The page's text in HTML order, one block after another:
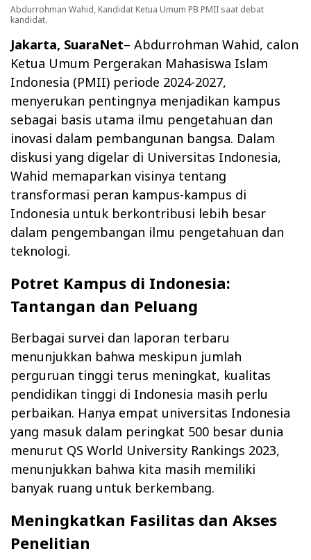
Abdurrohman Wahid, Kandidat Ketua Umum PB PMII saat debat
kandidat.
Jakarta, SuaraNet– Abdurrohman Wahid, calon
Ketua Umum Pergerakan Mahasiswa Islam
Indonesia (PMII) periode 2024-2027,
menyerukan pentingnya menjadikan kampus
sebagai basis utama ilmu pengetahuan dan
inovasi dalam pembangunan bangsa. Dalam
diskusi yang digelar di Universitas Indonesia,
Wahid memaparkan visinya tentang
transformasi peran kampus-kampus di
Indonesia untuk berkontribusi lebih besar
dalam pengembangan ilmu pengetahuan dan
teknologi.
Potret Kampus di Indonesia:
Tantangan dan Peluang
Berbagai survei dan laporan terbaru
menunjukkan bahwa meskipun jumlah
perguruan tinggi terus meningkat, kualitas
pendidikan tinggi di Indonesia masih perlu
perbaikan. Hanya empat universitas Indonesia
yang masuk dalam peringkat 500 besar dunia
menurut QS World University Rankings 2023,
menunjukkan bahwa kita masih memiliki
banyak ruang untuk berkembang.
Meningkatkan Fasilitas dan Akses
Penelitian